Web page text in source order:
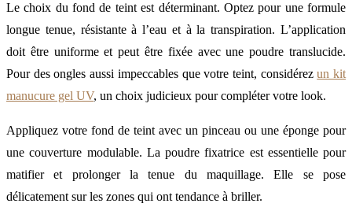
Le choix du fond de teint est déterminant. Optez pour une formule
longue tenue, résistante à l’eau et à la transpiration. L’application
doit être uniforme et peut être fixée avec une poudre translucide.
Pour des ongles aussi impeccables que votre teint, considérezun kit
manucure gel UV, un choix judicieux pour compléter votre look.
Appliquez votre fond de teint avec un pinceau ou une éponge pour
une couverture modulable. La poudre fixatrice est essentielle pour
matifier et prolonger la tenue du maquillage. Elle se pose
délicatement sur les zones qui ont tendance à briller.